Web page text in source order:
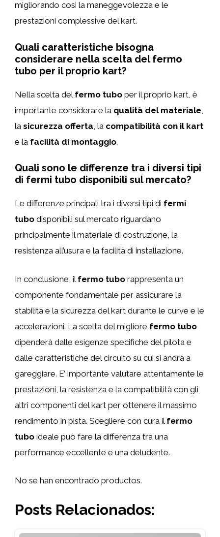
migliorando così la maneggevolezza e le
prestazioni complessive del kart.
Quali caratteristiche bisogna
considerare nella scelta del fermo
tubo per il proprio kart?
Nella scelta del fermo tubo per il proprio kart, è
importante considerare la qualità del materiale
la sicurezza offerta , la compatibilità con il kart
e la facilità di montaggio.
Quali sono le differenze tra i diversi tipi
di fermi tubo disponibili sul mercato?
Le differenze principali tra i diversi tipi di fermi
tubo disponibili sul mercato riguardano
principalmente il materiale di costruzione, la
resistenza all’usura e la facilità di installazione.
In conclusione, il fermo tubo rappresenta un
componente fondamentale per assicurare la
stabilità e la sicurezza del kart durante le curve e le
accelerazioni. La scelta del migliore fermo tubo
dipenderà dalle esigenze specifiche del pilota e
dalle caratteristiche del circuito su cui si andrà a
gareggiare. E’ importante valutare attentamente le
prestazioni, la resistenza e la compatibilità con gli
altri componenti del kart per ottenere il massimo
rendimento in pista. Scegliere con cura il fermo
tubo ideale può fare la differenza tra una
performance eccellente e una deludente.
No se han encontrado productos.
Posts Relacionados: